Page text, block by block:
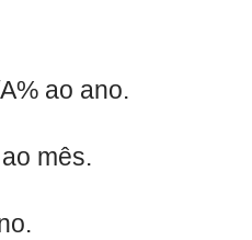
ao ano.
mês.